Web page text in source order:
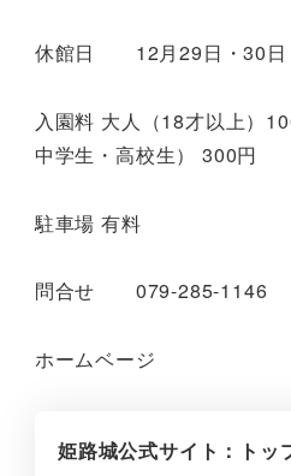
休館日 12月29日・30日
入園料 大人（18才以上）
中学生・高校生） 300円
駐車場 有料
問合せ 079-285-1146
ホームベージ
姫路城公式サイト：トッ